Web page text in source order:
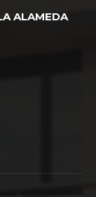
ALAMEDA